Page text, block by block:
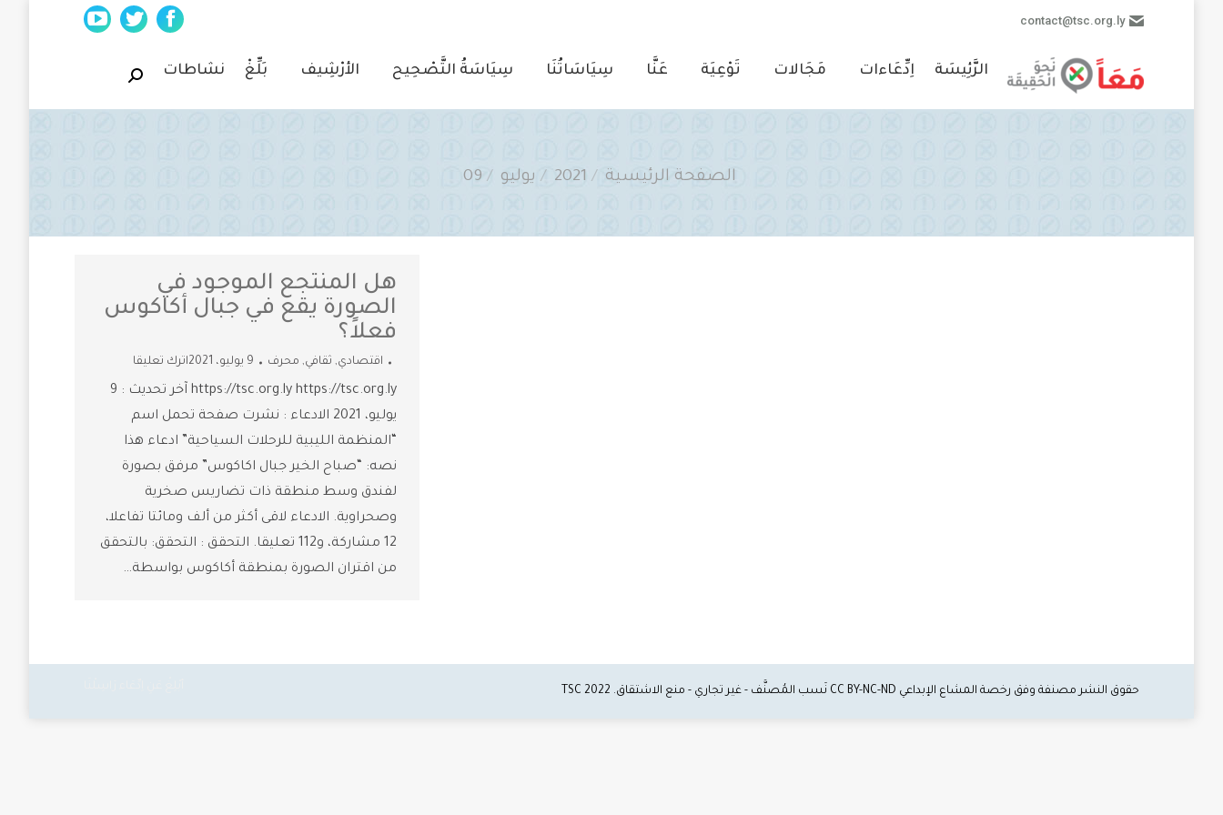
contact@tsc.org.ly
Facebook
in
Twitter
opens
in
YouTube
in
الرَّئِيسَة اِدِّعَاءات مَجَالات تَوْعِيَة عَنَّا سِيَاسَاتُنَا سِيَاسَةُ التَّصْحِيح الأرْشِيف بَلِّغْ نشاطات
Search:
You are here:
الصفحة الرئيسية 2021 يوليو 09
هل المنتجع الموجود في
الصورة يقع في جبال أكاكوس
فعلاً؟
اقتصادي, ثقافي, محرف 9 يوليو، 2021 اترك تعليقا
https://tsc.org.ly https://tsc.org.ly آخر تحديث : 9
يوليو، 2021 الادعاء : نشرت صفحة تحمل اسم
“المنظمة الليبية للرحلات السياحية” ادعاء هذا
نصه: “صباح الخير جبال اكاكوس” مرفق بصورة
لفندق وسط منطقة ذات تضاريس صخرية
وصحراوية. الادعاء لاقى أكثر من ألف ومائتا تفاعلا،
12 مشاركة، و112 تعليقا. التحقق : التحقق: بالتحقق
من اقتران الصورة بمنطقة أكاكوس بواسطة…
حقوق النشر مصنفة وفق رخصة المشاع الإبداعي CC BY-NC-ND نَسب المُصنَّف - غير تجاري - منع الاشتقاق. 2022 TSC